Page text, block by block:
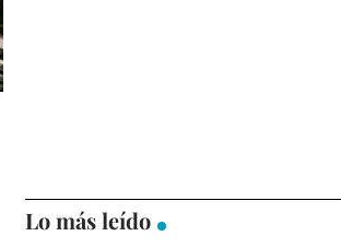
Lo más leído